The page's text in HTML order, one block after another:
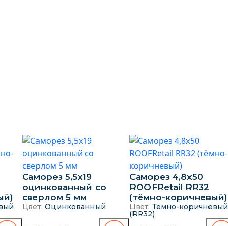
Саморез 5,5х19
оцинкованный со
сверлом 5 мм
Цвет: Оцинкованный
Саморез 4,8х50
ROOFRetail RR32
(тёмно-коричневый)
Цвет: Тёмно-коричневый
(RR32)